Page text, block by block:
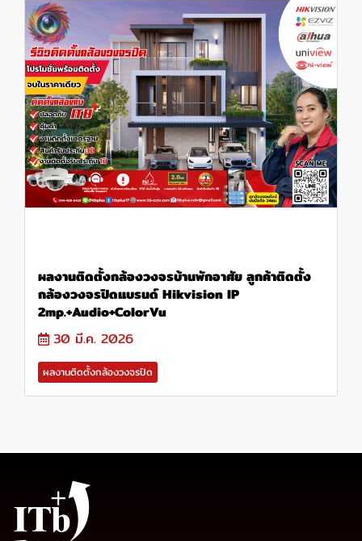
ผลงานติดตั้งกล้องวงจรบ้านพักอาศัย ลูกค้าติดตั้ง
กล้องวงจรปิดแบรนด์ Hikvision IP
2mp.+Audio+ColorVu
30 มี.ค. 2026
ผลงานติดตั้งกล้องวงจรปิด